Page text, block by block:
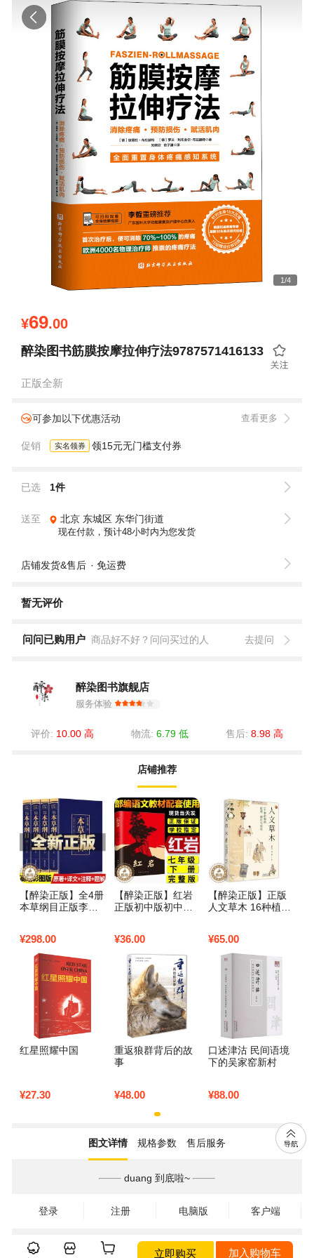
1/4
¥69.00
醉染图书筋膜按摩拉伸疗法9787571416133
正版全新
可参加以下优惠活动 查看更多
促销 实名领券 领15元无门槛支付券
已选 1件
送至 北京 东城区 东华门街道
现在付款，预计48小时内为您发货
店铺发货&售后 免运费
暂无评价
问问已购用户 商品好不好？问问买过的人 去提问
醉染图书旗舰店
服务体验
评价: 10.00 高 物流: 6.79 低 售后:8.98 高
店铺推荐
【醉染正版】全4册
本草纲目正版李时
国药学巨著古典百
科全书养生书籍中
医正版中草药大全
¥298.00
【醉染正版】红岩
正版初中版初中生
红岩书正版原版罗
广斌杨益言原著红
颜在烈火中红小著
¥36.00
【醉染正版】正版
人文草木 16种植物
如何改变世界格局
与人类文明的进程
植文正草
¥65.00
红星照耀中国
¥27.30
重返狼群背后的故
事
¥48.00
口述津沽 民间语境
下的吴家窑新村
¥88.00
图文详情 规格参数 售后服务
duang 到底啦~
登录 注册 电脑版 客户端
立即购买 加入购物车